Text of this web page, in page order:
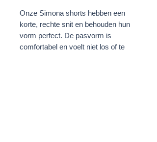
Onze Simona shorts hebben een
korte, rechte snit en behouden hun
vorm perfect. De pasvorm is
comfortabel en voelt niet los of te